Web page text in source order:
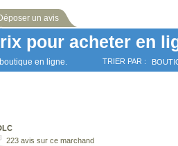
un avis
pour acheter en
en ligne. TRIER PAR :
223 avis sur ce marchand